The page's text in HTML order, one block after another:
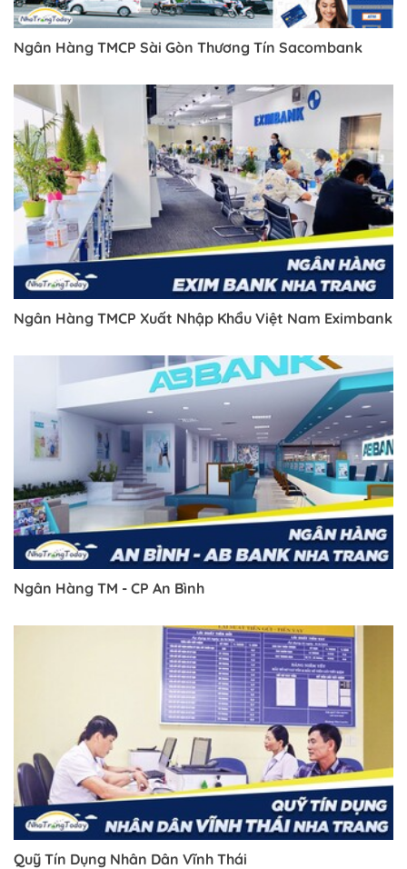
Ngân Hàng TMCP Sài Gòn Thương Tín Sacombank
Ngân Hàng TMCP Xuất Nhập Khẩu Việt Nam Eximbank
Ngân Hàng TM - CP An Bình
Quỹ Tín Dụng Nhân Dân Vĩnh Thái